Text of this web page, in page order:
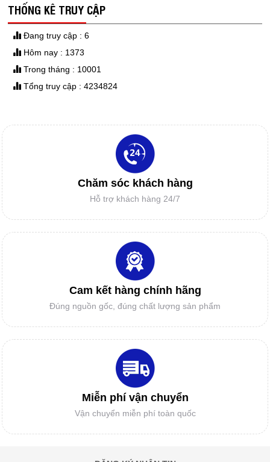
GIẤY IN SƠ ĐỒ
DAO MÁY CẮT TỰ ĐỘNG
DAO MÁY CẮT RẬP
ĐẦU PHUN HP11
LINH KIỆN CAD/CAM
nghiệp may.
IN SƠ ĐỒ GIÁ RẺ
MÁY CẮT TỰ ĐỘNG MỘT GIẢI PHÁP
MỚI CHO DOANH NGHIỆP?
Vì sao Doanh nghiệp và các cơ sở gia
công cần mua BẢNG NHẬP RẬP MẨU -
BẢNG SỐ HÓA?
GIẤY IN SƠ ĐỒ
DAO MÁY CẮT TỰ ĐỘNG
THỐNG KÊ TRUY CẬP
Đang truy cập : 6
Hôm nay : 1373
Trong tháng : 10001
Tổng truy cập : 4234824
Chăm sóc khách hàng
Hỗ trợ khách hàng 24/7
Cam kết hàng chính hãng
Đúng nguồn gốc, đúng chất lượng sản phẩm
Miễn phí vận chuyển
Vận chuyển miễn phí toàn quốc